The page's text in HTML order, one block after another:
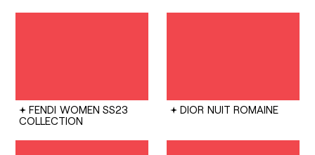
FENDI WOMEN SS23
COLLECTION
DIOR NUIT ROMAINE